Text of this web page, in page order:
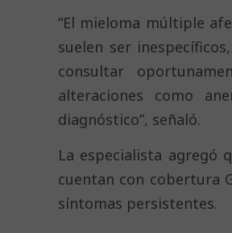
“El mieloma múltiple
suelen ser
consultar
alteraciones como
diagnóstico”, señaló.
La especialista agregó
cuentan con cobertura
síntomas persistentes.